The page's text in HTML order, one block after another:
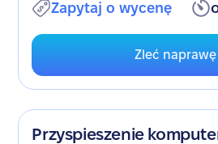
Zapytaj o wycenę
Zleć naprawę
Przyspieszenie